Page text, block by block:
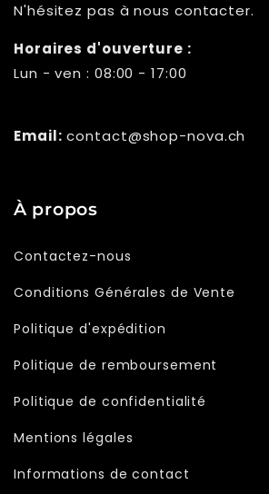
N'hésitez pas à nous contacter.
Horaires d'ouverture :
Lun - ven : 08:00 - 17:00
Email: contact@shop-nova.ch
À propos
Contactez-nous
Conditions Générales de Vente
Politique d'expédition
Politique de remboursement
Politique de confidentialité
Mentions légales
Informations de contact